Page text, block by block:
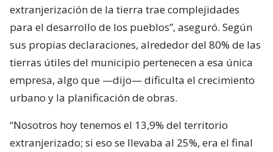
extranjerización de la tierra trae complejidades
para el desarrollo de los pueblos”, aseguró. Según
sus propias declaraciones, alrededor del 80% de las
tierras útiles del municipio pertenecen a esa única
empresa, algo que —dijo— dificulta el crecimiento
urbano y la planificación de obras.
“Nosotros hoy tenemos el 13,9% del territorio
extranjerizado; si eso se llevaba al 25%, era el final